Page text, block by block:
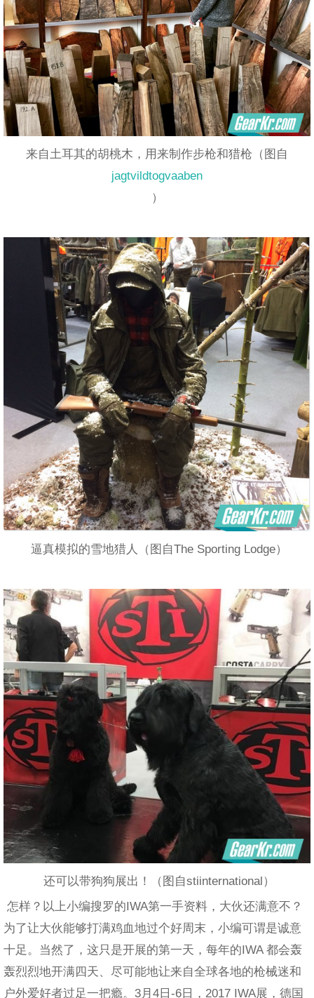
来自土耳其的胡桃木，用来制作步枪和猎枪（图自
jagtvildtogvaaben
）
逼真模拟的雪地猎人（图自The Sporting Lodge）
还可以带狗狗展出！（图自stiinternational）
怎样？以上小编搜罗的IWA第一手资料，大伙还满意不？
为了让大伙能够打满鸡血地过个好周末，小编可谓是诚意
十足。当然了，这只是开展的第一天，每年的IWA 都会轰
轰烈烈地开满四天、尽可能地让来自全球各地的枪械迷和
户外爱好者过足一把瘾。3月4日-6日，2017 IWA展，德国